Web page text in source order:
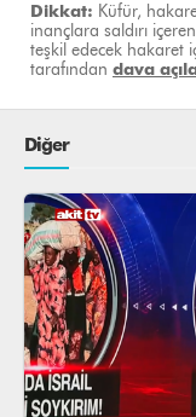
Dikkat: Küfür,
inançlara saldırı
teşkil edecek hakaret
tarafından dava
Diğer